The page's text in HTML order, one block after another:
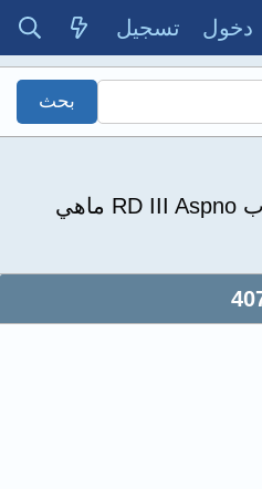
دخول تسجيل
تم تشخيص حالة الطفل ب RD III Aspno ماهي